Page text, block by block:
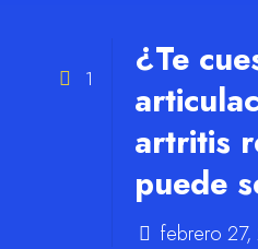
1
¿Te
artritis
puede
febrero